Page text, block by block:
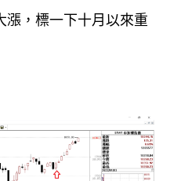
漲，標一下十月以來重